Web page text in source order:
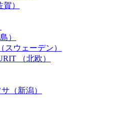
）
）
スウェーデン）
（北欧）
（新潟）